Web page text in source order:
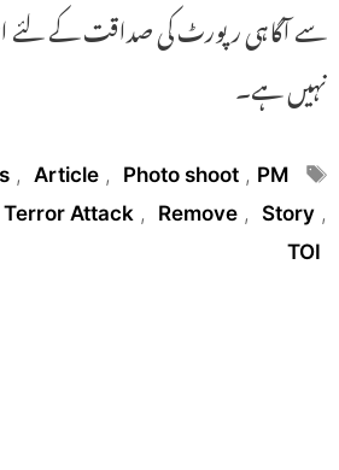
سے آگاہی رپورٹ کی صداقت کے لئے
نہیں ہے۔
Tags
, Article , Photo shoot , PM
Terror Attack , Remove , Story ,
TOI